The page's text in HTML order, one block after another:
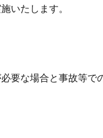
いたします。
要な場合と事故等で